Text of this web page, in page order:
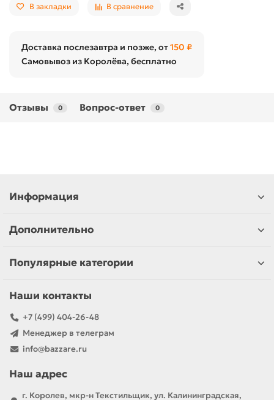
В закладки В сравнение
Доставка послезавтра и позже, от150 ₽
Самовывоз из Королёва, бесплатно
Отзывы 0 Вопрос-ответ 0
Информация
Дополнительно
Популярные категории
Наши контакты
+7 (499) 404-26-48
Менеджер в телеграм
info@bazzare.ru
Наш адрес
г. Королев, мкр-н Текстильщик, ул. Калининградская,